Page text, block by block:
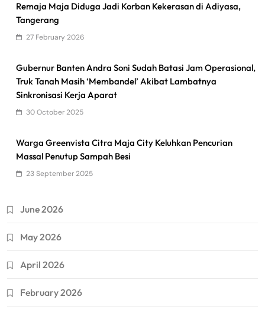
Remaja Maja Diduga Jadi Korban Kekerasan di Adiyasa,
Tangerang
27 February 2026
Gubernur Banten Andra Soni Sudah Batasi Jam Operasional,
Truk Tanah Masih ‘Membandel’ Akibat Lambatnya
Sinkronisasi Kerja Aparat
30 October 2025
Warga Greenvista Citra Maja City Keluhkan Pencurian
Massal Penutup Sampah Besi
23 September 2025
June 2026
May 2026
April 2026
February 2026